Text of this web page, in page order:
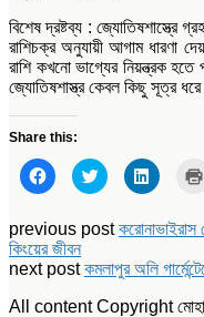
বিশেষ দ্রষ্টব্য : জ্যোতিষশাস্ত্রে
রাশিচক্র অনুযায়ী আগাম ধারণা
রাশি কখনো ভাগ্যের নিয়ন্ত্রক হতে
জ্যোতিষশাস্ত্র কেবল কিছু সূত্র
Share this:
Click
to
share
Facebook
(Opens
in
new
window)
Click
to
share
Twitter
(Opens
new
window)
Click
to
LinkedIn
(Opens
new
window)
previous postকরোনাভাইরাস
কিংয়ের জীবন
next postকমলাপুর অলি
All content Copyright